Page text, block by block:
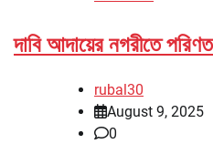
দাবি আদায়ের নগরীতে
rubal30
August 9, 2025
0